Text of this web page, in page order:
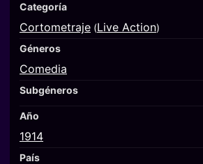
Categoría
Cortometraje (Live Action)
Géneros
Comedia
Subgéneros
Año
1914
País